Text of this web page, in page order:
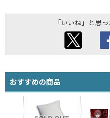
「いいね」と思
おすすめの商品